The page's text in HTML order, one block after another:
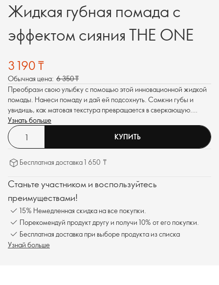
Жидкая губная помада с
эффектом сияния THE ONE
3 190 ₸
Обычная цена: 6 350 ₸
Преобрази свою улыбку с помощью этой инновационной жидкой
помады. Нанеси помаду и дай ей подсохнуть. Сомкни губы и
увидишь, как матовая текстура превращается в сверкающую.
Наслаждайся насыщенным цветом, плавным нанесением и
стойкостью этой помады на праздниках и не только.
Узнать больше
КУПИТЬ
Бесплатная доставка 1 650 ₸
Станьте участником и воспользуйтесь
преимуществами!
15% Немедленная скидка на все покупки.
Порекомендуй продукт другу и получи 10% от его покупки.
Бесплатная доставка при выборе продукта из списка
Узнай больше